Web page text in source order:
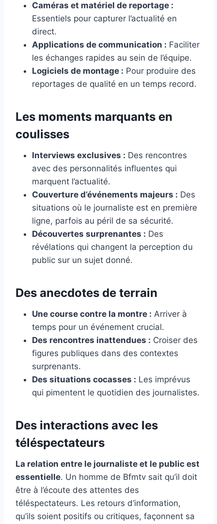
Caméras et matériel de reportage :
Essentiels pour capturer l’actualité en
direct.
Applications de communication : Faciliter
les échanges rapides au sein de l’équipe.
Logiciels de montage : Pour produire des
reportages de qualité en un temps record.
Les moments marquants en
coulisses
Interviews exclusives : Des rencontres
avec des personnalités influentes qui
marquent l’actualité.
Couverture d’événements majeurs : Des
situations où le journaliste est en première
ligne, parfois au péril de sa sécurité.
Découvertes surprenantes : Des
révélations qui changent la perception du
public sur un sujet donné.
Des anecdotes de terrain
Une course contre la montre : Arriver à
temps pour un événement crucial.
Des rencontres inattendues : Croiser des
figures publiques dans des contextes
surprenants.
Des situations cocasses : Les imprévus
qui pimentent le quotidien des journalistes.
Des interactions avec les
téléspectateurs
La relation entre le journaliste et le public est
essentielle. Un homme de Bfmtv sait qu’il doit
être à l’écoute des attentes des
téléspectateurs. Les retours d’information,
qu’ils soient positifs ou critiques, façonnent sa